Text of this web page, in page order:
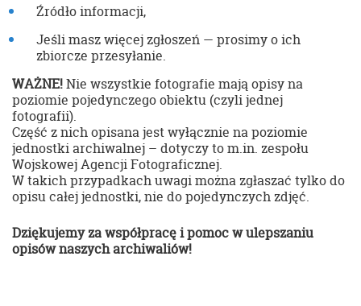
Źródło informacji,
Jeśli masz więcej zgłoszeń — prosimy o ich
zbiorcze przesyłanie.
WAŻNE!Nie wszystkie fotografie mają opisy na
poziomie pojedynczego obiektu (czyli jednej
fotografii).
Część z nich opisana jest wyłącznie na poziomie
jednostki archiwalnej – dotyczy to m.in. zespołu
Wojskowej Agencji Fotograficznej.
W takich przypadkach uwagi można zgłaszać tylko do
opisu całej jednostki, nie do pojedynczych zdjęć.
Dziękujemy za współpracę i pomoc w ulepszaniu
opisów naszych archiwaliów!